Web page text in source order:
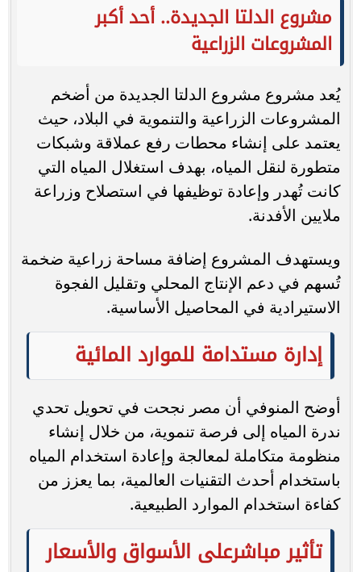
مشروع الدلتا الجديدة.. أحد أكبر
المشروعات الزراعية
يُعد مشروع مشروع الدلتا الجديدة من أضخم
المشروعات الزراعية والتنموية في البلاد، حيث
يعتمد على إنشاء محطات رفع عملاقة وشبكات
متطورة لنقل المياه، بهدف استغلال المياه التي
كانت تُهدر وإعادة توظيفها في استصلاح وزراعة
ملايين الأفدنة.
ويستهدف المشروع إضافة مساحة زراعية ضخمة
تُسهم في دعم الإنتاج المحلي وتقليل الفجوة
الاستيرادية في المحاصيل الأساسية.
إدارة مستدامة للموارد المائية
أوضح المنوفي أن مصر نجحت في تحويل تحدي
ندرة المياه إلى فرصة تنموية، من خلال إنشاء
منظومة متكاملة لمعالجة وإعادة استخدام المياه
باستخدام أحدث التقنيات العالمية، بما يعزز من
كفاءة استخدام الموارد الطبيعية.
تأثير مباشرعلى الأسواق والأسعار